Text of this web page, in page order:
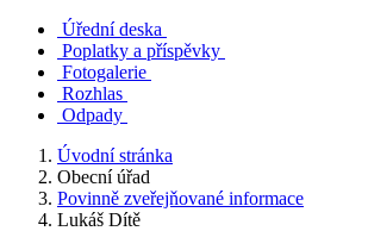
Úřední deska
Poplatky a příspěvky
Fotogalerie
Rozhlas
Odpady
Úvodní stránka
Obecní úřad
Povinně zveřejňované informace
Lukáš Dítě